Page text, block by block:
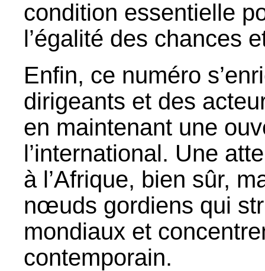
condition essentielle
l’égalité des chances
Enfin, ce numéro
dirigeants et des
en maintenant une
l’international. Une
à l’Afrique, bien sûr,
nœuds gordiens qui
mondiaux et
contemporain.